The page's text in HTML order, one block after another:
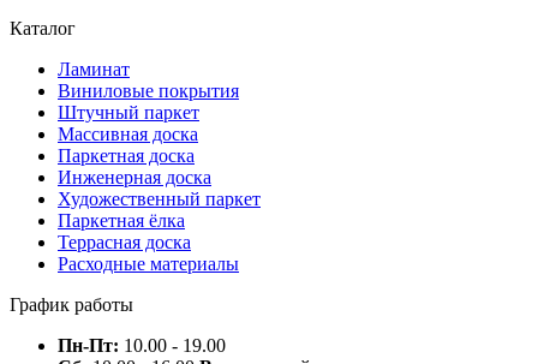
Каталог
Ламинат
Виниловые покрытия
Штучный паркет
Массивная доска
Паркетная доска
Инженерная доска
Художественный паркет
Паркетная ёлка
Террасная доска
Расходные материалы
График работы
Пн-Пт: 10.00 - 19.00